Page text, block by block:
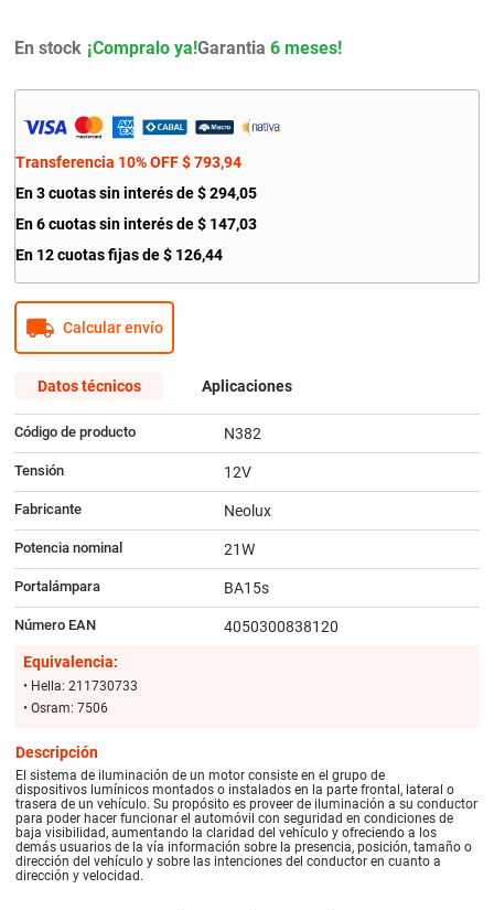
En stock Garantia 6 meses!
Transferencia 10% OFF $ 793,94
En 3 cuotas sin interés de $ 294,05
En 6 cuotas sin interés de$ 147,03
En 12 cuotas fijas de $ 126,44
Calcular envío
Datos técnicos Aplicaciones
Código de producto N382
Tensión 12V
Fabricante Neolux
Potencia nominal 21W
Portalámpara BA15s
Número EAN
4050300838120
Equivalencia:
• Hella: 211730733
• Osram: 7506
Descripción
El sistema de iluminación de un motor consiste en el grupo de
dispositivos lumínicos montados o instalados en la parte frontal, lateral o
trasera de un vehículo. Su propósito es proveer de iluminación a su conductor
para poder hacer funcionar el automóvil con seguridad en condiciones de
baja visibilidad, aumentando la claridad del vehículo y ofreciendo a los
demás usuarios de la vía información sobre la presencia, posición, tamaño o
dirección del vehículo y sobre las intenciones del conductor en cuanto a
dirección y velocidad.
10 . citroen c4